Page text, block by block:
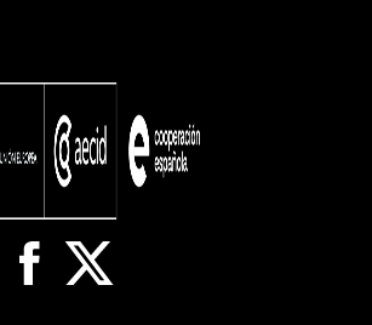
Facebook
X